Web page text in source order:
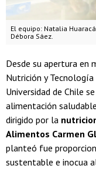
El equipo: Natalia
Débora Sáez.
Desde su apertura en
Nutrición y
Universidad de Chile
alimentación
dirigido por la
Alimentos Carmen
planteó fue
sustentable e inocua